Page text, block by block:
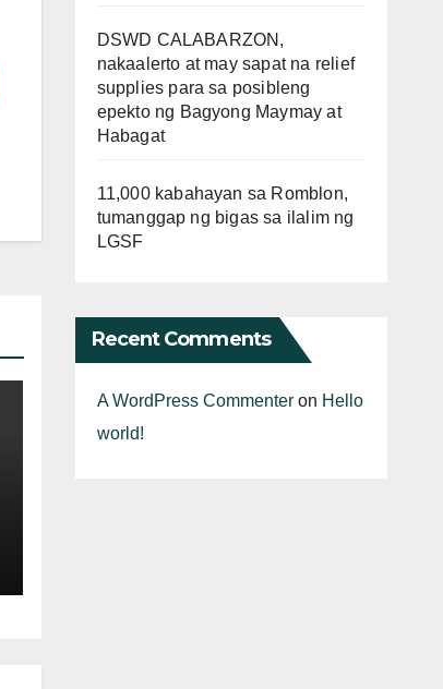
DSWD CALABARZON,
nakaalerto at may sapat na relief
supplies para sa posibleng
epekto ng Bagyong Maymay at
Habagat
11,000 kabahayan sa Romblon,
tumanggap ng bigas sa ilalim ng
LGSF
Recent Comments
A WordPress Commenteron Hello
world!